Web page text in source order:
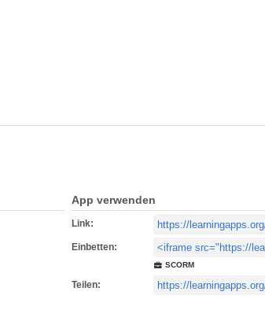
App verwenden
Link:
Einbetten:
SCORM
Teilen: